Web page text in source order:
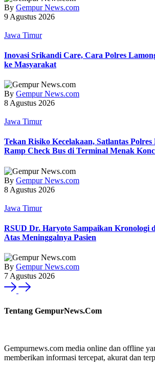
By Gempur News.com
9 Agustus 2026
Jawa Timur
Inovasi Srikandi Care, Cara Polres
ke Masyarakat
By Gempur News.com
8 Agustus 2026
Jawa Timur
Tekan Risiko Kecelakaan, Satlantas
Ramp Check Bus di Terminal Menak
By Gempur News.com
8 Agustus 2026
Jawa Timur
RSUD Dr. Haryoto Sampaikan Kronologi
Atas Meninggalnya Pasien
By Gempur News.com
7 Agustus 2026
Tentang GempurNews.Com
Gempurnews.com media online dan offline
memberikan informasi tercepat, akurat dan